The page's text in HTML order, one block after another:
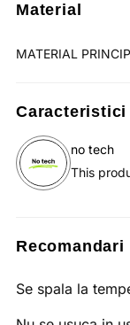
Material
MATERIAL
Caracteristici
no tech
This
Se spala la